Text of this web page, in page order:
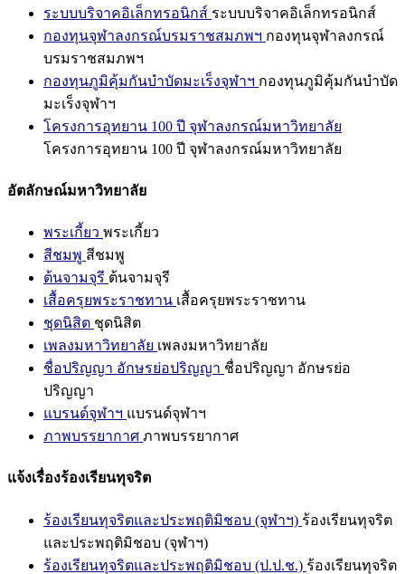
ระบบบริจาคอิเล็กทรอนิกส์ ระบบบริจาคอิเล็กทรอนิกส์
กองทุนจุฬาลงกรณ์บรมราชสมภพฯ กองทุนจุฬาลงกรณ์
บรมราชสมภพฯ
กองทุนภูมิคุ้มกันบำบัดมะเร็งจุฬาฯ กองทุนภูมิคุ้มกันบำบัด
มะเร็งจุฬาฯ
โครงการอุทยาน 100 ปี จุฬาลงกรณ์มหาวิทยาลัย
โครงการอุทยาน 100 ปี จุฬาลงกรณ์มหาวิทยาลัย
อัตลักษณ์มหาวิทยาลัย
พระเกี้ยว พระเกี้ยว
สีชมพู สีชมพู
ต้นจามจุรี ต้นจามจุรี
เสื้อครุยพระราชทาน เสื้อครุยพระราชทาน
ชุดนิสิต ชุดนิสิต
เพลงมหาวิทยาลัย เพลงมหาวิทยาลัย
ชื่อปริญญา อักษรย่อปริญญา ชื่อปริญญา อักษรย่อ
ปริญญา
แบรนด์จุฬาฯ แบรนด์จุฬาฯ
ภาพบรรยากาศ ภาพบรรยากาศ
แจ้งเรื่องร้องเรียนทุจริต
ร้องเรียนทุจริตและประพฤติมิชอบ (จุฬาฯ) ร้องเรียนทุจริต
และประพฤติมิชอบ (จุฬาฯ)
ร้องเรียนทุจริตและประพฤติมิชอบ (ป.ป.ช.) ร้องเรียนทุจริต